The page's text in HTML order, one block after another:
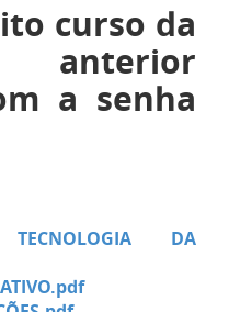
curso da
a senha
DA